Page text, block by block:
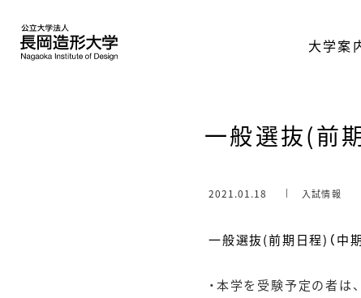
大学案
一般選抜(前
2021.01.18 入試情報
一般選抜(前期日程)（中
・本学を受験予定の者は